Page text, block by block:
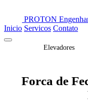
PROTON
Inicio Servicos Contato
Elevadores
Forca de